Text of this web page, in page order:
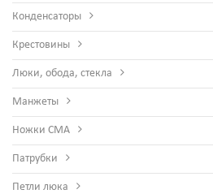
Конденсаторы
Крестовины
Люки, обода, стекла
Манжеты
Ножки СМА
Патрубки
Петли люка